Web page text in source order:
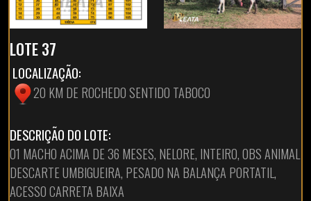
LOTE 37
LOCALIZAÇÃO:
20 KM DE ROCHEDO SENTIDO TABOCO
DESCRIÇÃO DO LOTE:
01 MACHO ACIMA DE 36 MESES, NELORE, INTEIRO, OBS ANIMAL
DESCARTE UMBIGUEIRA, PESADO NA BALANÇA PORTATIL,
ACESSO CARRETA BAIXA